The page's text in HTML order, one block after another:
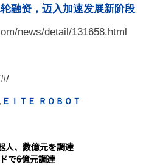
融资，迈入加速发展新阶段
news/detail/131658.html
ＥＩＴＥ ＲＯＢＯＴ
人、数億元を調達
で6億元調達